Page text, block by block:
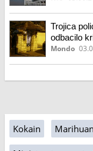
Trojica
odbacilo
Nešovića
Mondo
Kokain